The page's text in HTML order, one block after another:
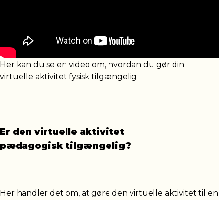
Her kan du se en video om, hvordan du gør din
virtuelle aktivitet fysisk tilgængelig
Er den virtuelle aktivitet
pædagogisk tilgængelig?
Her handler det om, at gøre den virtuelle aktivitet til en